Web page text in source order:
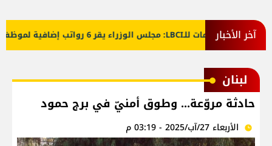
آخر الأخبارمعلومات للـLBCI: مجلس الوزراء يقر 6 رواتب إضافية لموظفي القطاع العام وصرف الفروقات بأثر رجعي منذ آذار
لبنان
حادثة مروّعة... وطوق أمنيّ في برج حمود
الأربعاء 27/آب/2025 - 03:19 م